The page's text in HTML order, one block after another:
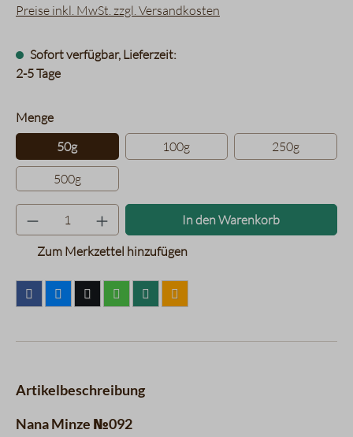
Preise inkl. MwSt. zzgl. Versandkosten
Sofort verfügbar, Lieferzeit:
2-5 Tage
Mengeauswählen
50g
100g 250g
500g
Produkt Anzahl: Gib den
In den Warenkorb
Zum Merkzettel hinzufügen
Artikelbeschreibung
Nana Minze №092